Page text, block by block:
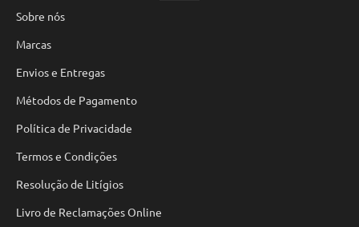
Sobre nós
Marcas
Envios e Entregas
Métodos de Pagamento
Política de Privacidade
Termos e Condições
Resolução de Litígios
Livro de Reclamações Online